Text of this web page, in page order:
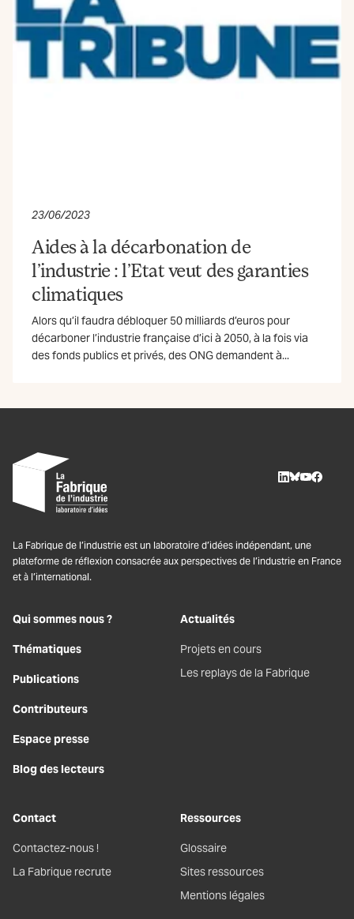
23/06/2023
Aides à la décarbonation de
l’industrie : l’Etat veut des garanties
climatiques
Alors qu’il faudra débloquer 50 milliards d’euros pour
décarboner l’industrie française d’ici à 2050, à la fois via
des fonds publics et privés, des ONG demandent à...
La Fabrique de l’industrie est un laboratoire d’idées indépendant, une
plateforme de réflexion consacrée aux perspectives de l’industrie en France
et à l’international.
Qui sommes nous ?
Thématiques
Publications
Contributeurs
Espace presse
Blog des lecteurs
Actualités
Projets en cours
Les replays de la Fabrique
Contact
Contactez-nous !
La Fabrique recrute
Ressources
Glossaire
Sites ressources
Mentions légales